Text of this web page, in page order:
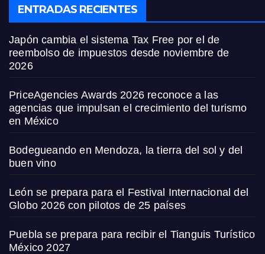
ENTRADAS RECIENTES
Japón cambia el sistema Tax Free por el de
reembolso de impuestos desde noviembre de
2026
PriceAgencies Awards 2026 reconoce a las
agencias que impulsan el crecimiento del turismo
en México
Bodegueando en Mendoza, la tierra del sol y del
buen vino
León se prepara para el Festival Internacional del
Globo 2026 con pilotos de 25 países
Puebla se prepara para recibir el Tianguis Turístico
México 2027